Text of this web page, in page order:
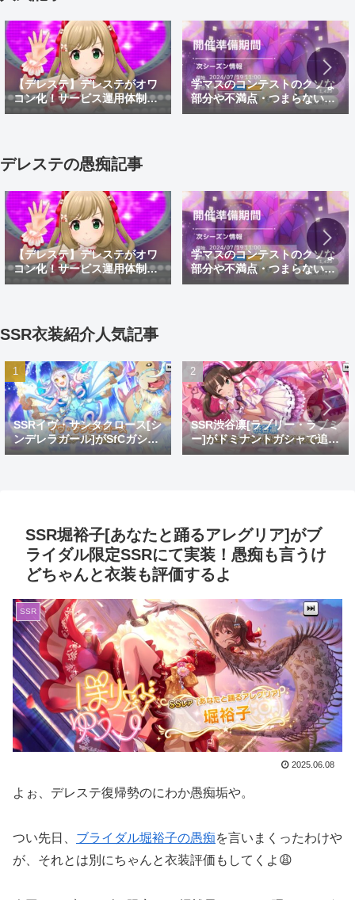
【デレステ】デレステがオワ
コン化！サービス運用体制変
更でサ終秒読み開始！デレス
学マスのコンテストのクソな
部分や不満点・つまらない点
などを紹介。上位勢たちよく
デレステの愚痴記事
【デレステ】デレステがオワ
コン化！サービス運用体制変
更でサ終秒読み開始！デレス
学マスのコンテストのクソな
部分や不満点・つまらない点
などを紹介。上位勢たちよく
SSR衣装紹介人気記事
SSRイヴ・サンタクロース[シ
ンデレラガール]がSfCガシャ
で登場！おめでとうイヴ。大
SSR渋谷凛[ラブリー・ラブミ
ー]がドミナントガシャで追
加！蒼を捨てし8周目先発ゴ
SSR堀裕子[あなたと踊るアレグリア]がブ
ライダル限定SSRにて実装！愚痴も言うけ
どちゃんと衣装も評価するよ
SSR
2025.06.08
よぉ、デレステ復帰勢のにわか愚痴垢や。
つい先日、 ブライダル堀裕子の愚痴を言いまくったわけや
が、それとは別にちゃんと衣装評価もしてくよ😩